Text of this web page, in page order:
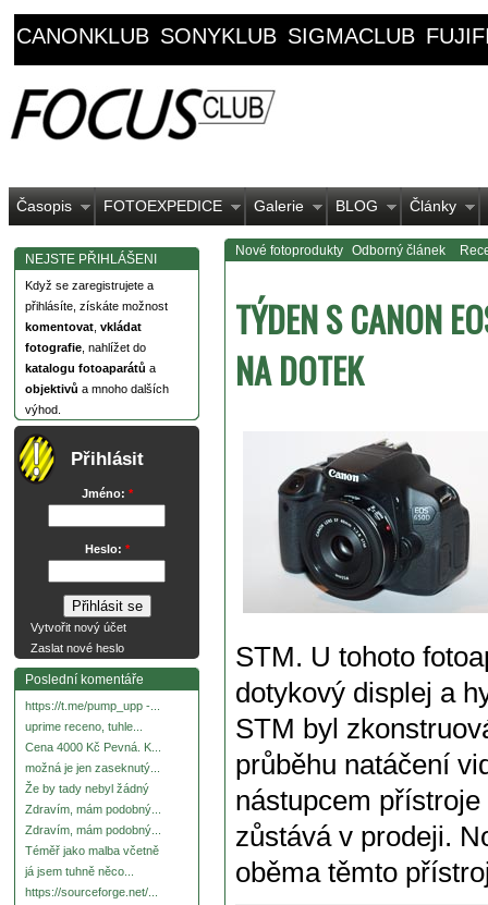
CANONKLUB SONYKLUB SIGMACLUB
Časopis FOTOEXPEDICE Galerie BLOG Články
NEJSTE PŘIHLÁŠENI
Když se zaregistrujete a
přihlásíte, získáte možnost
komentovat vkládat
fotografie , nahlížet do
katalogu fotoaparátů a
objektivů a mnoho dalších
výhod.
Přihlásit
Jméno: *
Heslo: *
Vytvořit nový účet
Zaslat nové heslo
Poslední komentáře
https://t.me/pump_upp -...
uprime receno, tuhle...
Cena 4000 Kč Pevná. K...
možná je jen zaseknutý...
Že by tady nebyl žádný
Zdravím, mám podobný...
Zdravím, mám podobný...
Téměř jako malba včetně
já jsem tuhně něco...
https://sourceforge.net/...
Nové fotoprodukty Odborný článek
TÝDEN S CANON
NA DOTEK
STM. U tohoto
dotykový displej a
STM byl
průběhu natáčení
nástupcem
zůstává v prodeji.
oběma těmto